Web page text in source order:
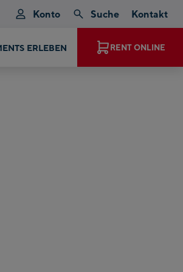
Konto Suche Kontakt
ERLEBEN RENT ONLINE